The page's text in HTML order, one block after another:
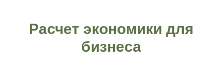
Расчет экономики для
бизнеса